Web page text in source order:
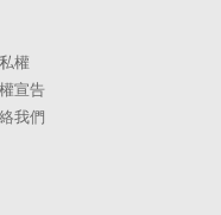
權
宣告
我們